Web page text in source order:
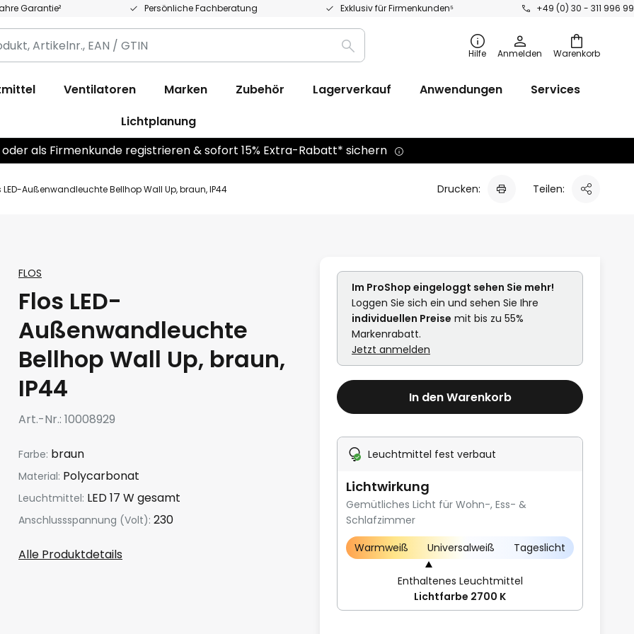
Garantie² Persönliche Fachberatung Exklusiv für Firmenkunden⁵ +49 (0) 30 - 311 996 99
Warenkorb
Suche Hilfe Anmelden
Ventilatoren Marken Zubehör Lagerverkauf Anwendungen
Services
Lichtplanung
als Firmenkunde registrieren & sofort 15% Extra-Rabatt* sichern
LED-Außenwandleuchte Bellhop Wall Up, braun, IP44 Drucken: Teilen:
FLOS
Flos LED-
Außenwandleuchte
Bellhop Wall Up, braun,
IP44
Art.-Nr. 10008929
Farbe: braun
Material: Polycarbonat
Leuchtmittel: LED 17 W gesamt
Anschlussspannung (Volt): 230
Alle Produktdetails
Im ProShop eingeloggt sehen Sie mehr!
Loggen Sie sich ein und sehen Sie Ihre
individuellen Preise mit bis zu 55%
Markenrabatt.
Jetzt anmelden
In den Warenkorb
Leuchtmittel fest verbaut
Lichtwirkung
Gemütliches Licht für Wohn-, Ess- &
Schlafzimmer
Warmweiß
Universalweiß Tageslicht
Enthaltenes Leuchtmittel
Lichtfarbe 2700 K